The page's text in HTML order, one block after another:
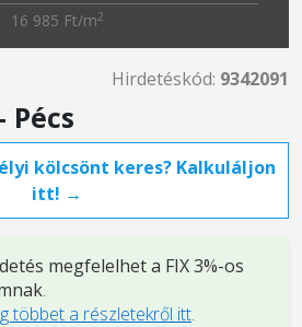
16 985 Ft/m2
Hirdetéskód: 9342091
Pécs
kölcsönt keres? Kalkuláljon
itt! →
megfelelhet a FIX 3%-os
.
többet a részletekről itt.